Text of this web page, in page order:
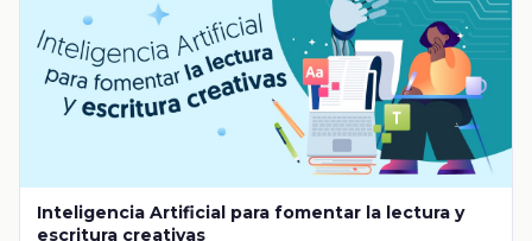
Inteligencia Artificial para fomentar la lectura y
escritura creativas